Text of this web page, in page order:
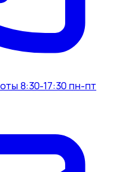
8:30-17:30 пн-пт